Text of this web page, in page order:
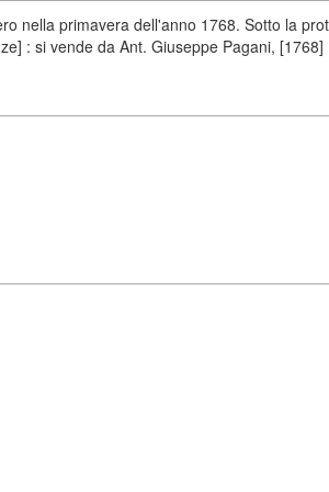
nella primavera dell'anno 1768. Sotto la
: si vende da Ant. Giuseppe Pagani, [1768]